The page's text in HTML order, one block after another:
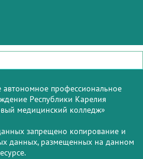
автономное профессиональное
Республики Карелия
медицинский колледж»
запрещено копирование и
данных, размещенных на данном